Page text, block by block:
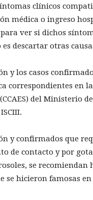
clínicos
médica o ingreso
ver si dichos
descartar otras
y los casos
correspondientes en
del Ministerio
y confirmados que
de contacto y por
se
se hicieron famosas